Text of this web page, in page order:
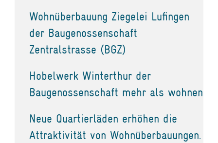
Wohnüberbauung Ziegelei Lufingen
der Baugenossenschaft
Zentralstrasse (BGZ)
Hobelwerk Winterthur der
Baugenossenschaft mehr als wohnen
Neue Quartierläden erhöhen die
Attraktivität von Wohnüberbauungen.